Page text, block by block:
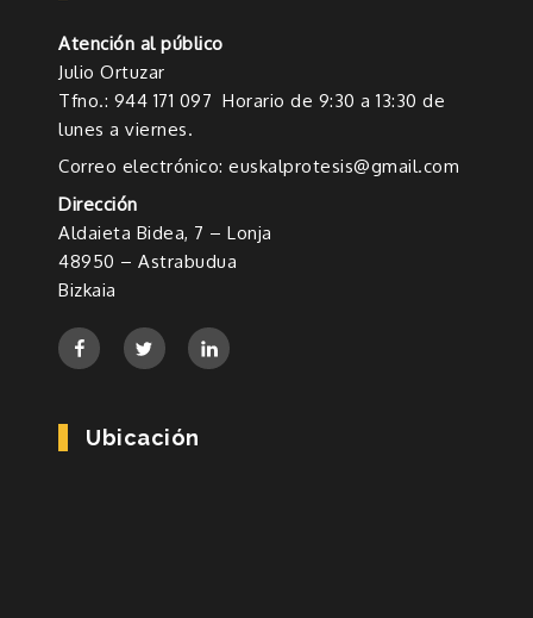
Atención al público
Julio Ortuzar
Tfno.: 944 171 097 Horario de 9:30 a 13:30 de
lunes a viernes.
Correo electrónico: euskalprotesis@gmail.com
Dirección
Aldaieta Bidea, 7 – Lonja
48950 – Astrabudua
Bizkaia
Ubicación